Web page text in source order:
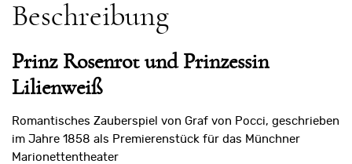
Beschreibung
Prinz Rosenrot und Prinzessin
Lilienweiß
Romantisches Zauberspiel von Graf von Pocci, geschrieben
im Jahre 1858 als Premierenstück für das Münchner
Marionettentheater